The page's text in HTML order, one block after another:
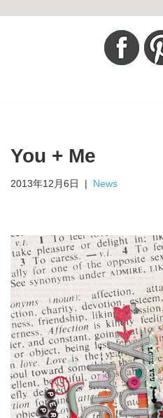
ス
ッ
You + Me
2013年12月6日 News